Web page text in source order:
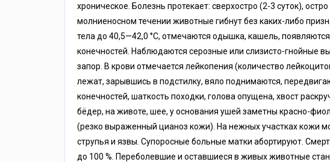
хроническое. Болезнь протекает: сверхостро (2-3 суток),
молниеносном течении животные гибнут без каких-либо
тела до 40,5—42,0 °C, отмечаются одышка, кашель,
конечностей. Наблюдаются серозные или слизисто-гнойные
запор. В крови отмечается лейкопения (количество
лежат, зарывшись в подстилку, вяло поднимаются,
конечностей, шаткость походки, голова опущена, хвост
бёдер, на животе, шее, у основания ушей заметны красно-
(резко выраженный цианоз кожи). На нежных участках кожи
струпья и язвы. Супоросные больные матки абортируют.
до 100 %. Переболевшие и оставшиеся в живых животные